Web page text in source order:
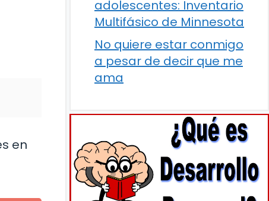
en
adolescentes: Inventario
Multifásico de Minnesota
No quiere estar conmigo
a pesar de decir que me
ama